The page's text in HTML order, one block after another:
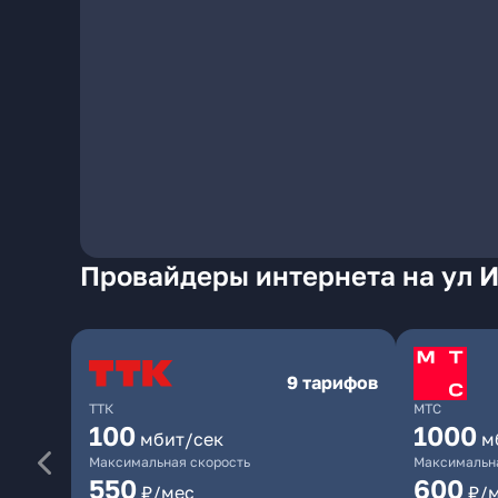
Провайдеры интернета на ул
ТТК
9 тарифов
100 мбит/сек
Максимальная скорость
550 ₽/мес
МТС
1000
600 ₽/